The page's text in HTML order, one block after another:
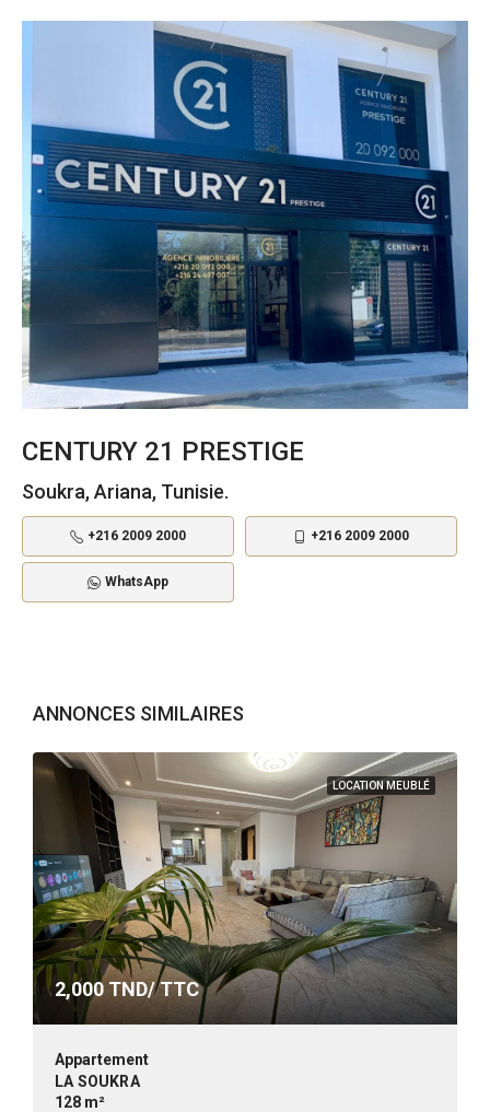
CENTURY 21 PRESTIGE
Soukra, Ariana, Tunisie.
+216 2009 2000 +216 2009 2000
WhatsApp
ANNONCES SIMILAIRES
LOCATION MEUBLÉ
2,000 TND/ TTC
Appartement
LA SOUKRA
128 m²